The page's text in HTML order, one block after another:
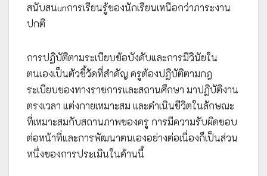
สนับสนunการเรียนรู้ของนักเรียนเหนือกว่าภาระงาน
ปกติ
การปฏิบัติตามระเบียบข้อบังคับและการมีวินัยใน
ตนเองเป็นตัวชี้วัดที่สำคัญ ครูต้องปฏิบัติตามกฎ
ระเบียบของทางราชการและสถานศึกษา มาปฏิบัติงาน
ตรงเวลา แต่งกายเหมาะสม และดำเนินชีวิตในลักษณะ
ที่เหมาะสมกับสถานภาพของครู การมีความรับผิดชอบ
ต่อหน้าที่และการพัฒนาตนเองอย่างต่อเนื่องก็เป็นส่วน
หนึ่งของการประเมินในด้านนี้